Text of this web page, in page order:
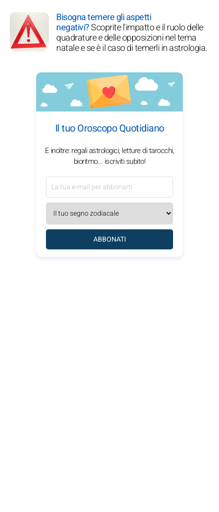
Bisogna temere gli aspetti
negativi?Scoprite l'impatto e il ruolo delle
quadrature e delle opposizioni nel tema
natale e se è il caso di temerli in astrologia.
Il tuo Oroscopo Quotidiano
E inoltre: regali astrologici, letture di tarocchi,
bioritmo... iscriviti subito!
ABBONATI